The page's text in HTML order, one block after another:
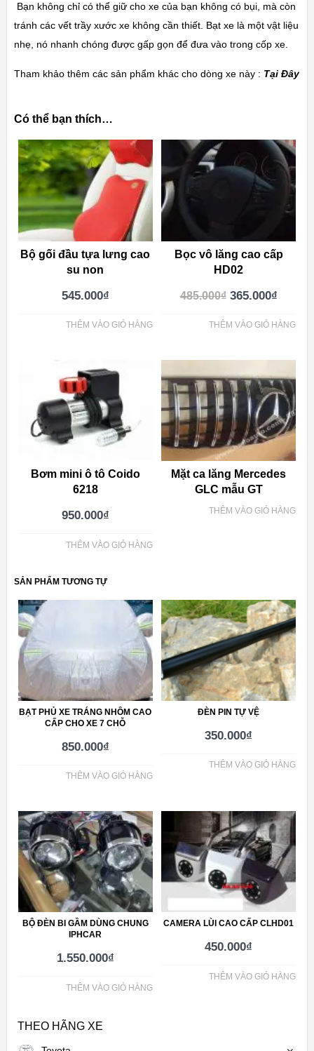
Bạn không chỉ có thể giữ cho xe của bạn không có bụi, mà còn
tránh các vết trầy xước xe không cần thiết. Bạt xe là một vật liệu
nhẹ, nó nhanh chóng được gấp gọn để đưa vào trong cốp xe.
Tham khảo thêm các sản phẩm khác cho dòng xe này : Tại Đây
Có thể bạn thích…
Bộ gối đầu tựa lưng cao
su non
545.000₫
THÊM VÀO GIỎ HÀNG
Bọc vô lăng cao cấp
HD02
485.000₫ 365.000₫
THÊM VÀO GIỎ HÀNG
Bơm mini ô tô Coido
6218
950.000₫
THÊM VÀO GIỎ HÀNG
Mặt ca lăng Mercedes
GLC mẫu GT
THÊM VÀO GIỎ HÀNG
SẢN PHẨM TƯƠNG TỰ
BẠT PHỦ XE TRÁNG NHÔM CAO
CẤP CHO XE 7 CHỖ
850.000₫
THÊM VÀO GIỎ HÀNG
ĐÈN PIN TỰ VỆ
350.000₫
THÊM VÀO GIỎ HÀNG
BỘ ĐÈN BI GẦM DÙNG CHUNG
IPHCAR
1.550.000₫
THÊM VÀO GIỎ HÀNG
CAMERA LÙI CAO CẤP CLHD01
450.000₫
THÊM VÀO GIỎ HÀNG
THEO HÃNG XE